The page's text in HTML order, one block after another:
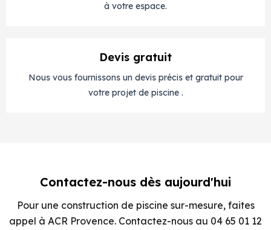
à votre espace.
Devis gratuit
Nous vous fournissons un devis précis et gratuit pour
votre projet de piscine .
Contactez-nous dès aujourd'hui
Pour une construction de piscine sur-mesure, faites
appel à ACR Provence. Contactez-nous au 04 65 01 12